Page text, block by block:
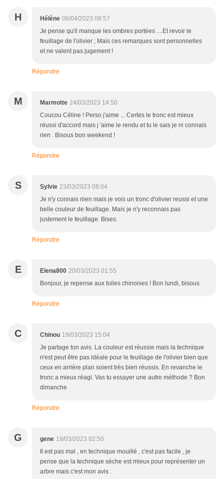
H Hélène 06/04/2023 08:57
Je pense qu'il manque les ombres portées ....Et revoir le
feuillage de l'olivier ; Mais ces remarques sont personnelles
et ne valent pas jugement !
Répondre
M Marmotte 24/03/2023 14:50
Coucou Céline ! Perso j'aime ... Certes le tronc est mieux
réussi d'accord mais j 'aime le rendu et tu le sais je ni connais
rien . Bisous bon weekend !
Répondre
S Sylvie 23/03/2023 08:04
Je n'y connais riien mais je vois un tronc d'olivier reussi et une
belle couleur de feuillage. Mais je n'y reconnais pas
justement le feuillage. Bises.
Répondre
E Elena800 20/03/2023 01:55
Bonjour, je repense aux toiles chinoises ! Bon lundi, bisous
Répondre
C Chinou 19/03/2023 15:04
Je partage ton avis. La couleur est réussie mais la technique
n'est peut être pas idéale pour le feuillage de l'olivier bien que
ceux en arrière plan soient très bien réussis. En revanche le
tronc a mieux réagi. Vas tu essayer une autre méthode ? Bon
dimanche
Répondre
G gene 19/03/2023 02:50
Il est pas mal , en technique mouillé , c'est pas facile , je
pense que la technique sèche est mieux pour représenter un
arbre mais c'est mon avis .